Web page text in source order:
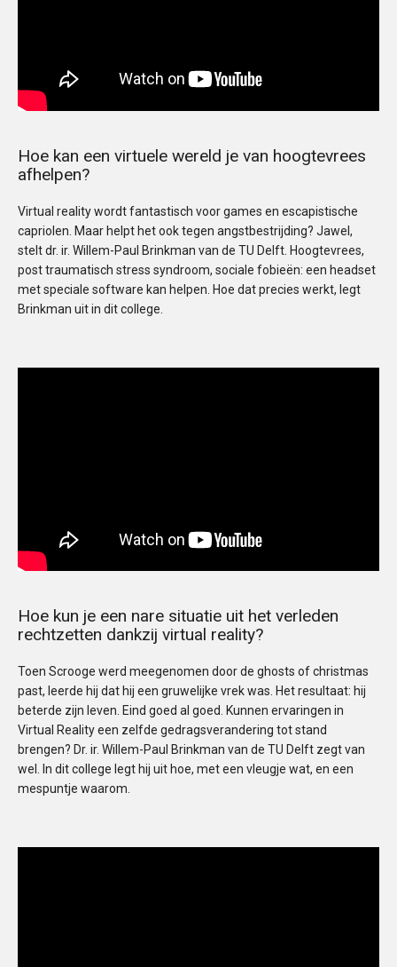
Hoe kan een virtuele wereld je van hoogtevrees
afhelpen?
Virtual reality wordt fantastisch voor games en escapistische
capriolen. Maar helpt het ook tegen angstbestrijding? Jawel,
stelt dr. ir. Willem-Paul Brinkman van de TU Delft. Hoogtevrees,
post traumatisch stress syndroom, sociale fobieën: een headset
met speciale software kan helpen. Hoe dat precies werkt, legt
Brinkman uit in dit college.
Hoe kun je een nare situatie uit het verleden
rechtzetten dankzij virtual reality?
Toen Scrooge werd meegenomen door de ghosts of christmas
past, leerde hij dat hij een gruwelijke vrek was. Het resultaat: hij
beterde zijn leven. Eind goed al goed. Kunnen ervaringen in
Virtual Reality een zelfde gedragsverandering tot stand
brengen? Dr. ir. Willem-Paul Brinkman van de TU Delft zegt van
wel. In dit college legt hij uit hoe, met een vleugje wat, en een
mespuntje waarom.